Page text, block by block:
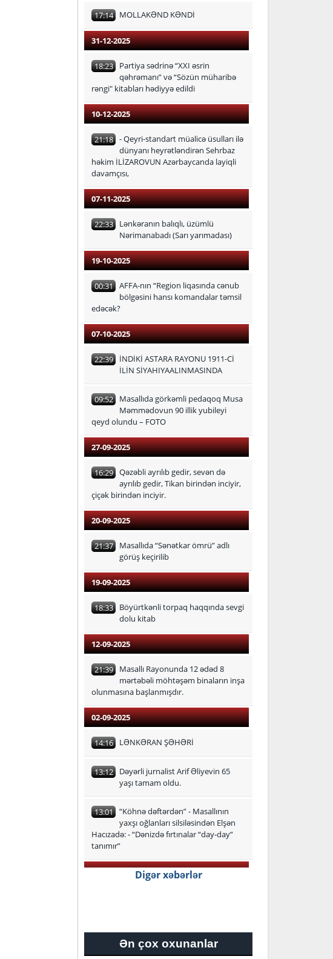
17:14 MOLLAKƏND KƏNDİ
31-12-2025
18:23
Partiya sədrinə “XXI əsrin
qəhrəmanı” və “Sözün müharibə
rəngi" kitabları hədiyyə edildi
10-12-2025
21:18 - Qeyri-standart müalicə üsulları ilə
dünyanı heyrətləndirən Sehrbaz
həkim İLİZAROVUN Azərbaycanda layiqli
davamçısı,
07-11-2025
22:33
Lənkəranın balıqlı, üzümlü
Nərimanabadı (Sarı yarımadası)
19-10-2025
00:31 AFFA-nın “Region liqasında cənub
bölgəsini hansı komandalar təmsil
edəcək?
07-10-2025
22:39
İNDİKİ ASTARA RAYONU 1911-Cİ
İLİN SİYAHIYAALINMASINDA
09:52
Masallıda görkəmli pedaqoq Musa
Məmmədovun 90 illik yubileyi
qeyd olundu – FOTO
27-09-2025
16:29 Qəzəbli ayrılıb gedir, sevən də
ayrılıb gedir, Tikan birindən inciyir,
çiçək birindən inciyir.
20-09-2025
21:37
Masallıda “Sənətkar ömrü” adlı
görüş keçirilib
19-09-2025
18:33
Böyürtkənli torpaq haqqında sevgi
dolu kitab
12-09-2025
21:39
Masallı Rayonunda 12 ədəd 8
mərtəbəli möhtəşəm binaların inşa
olunmasına başlanmışdır.
02-09-2025
14:16 LƏNKƏRAN ŞƏHƏRİ
13:12
Dəyərli jurnalist Arif Əliyevin 65
yaşı tamam oldu.
13:01 “Köhnə dəftərdən” - Masallının
yaxşı oğlanları silsiləsindən Elşən
Hacızadə: - “Dənizdə fırtınalar “day-day”
tanımır”
29-08-2025
27-08-2025
Digər xəbərlər
Ən çox oxunanlar